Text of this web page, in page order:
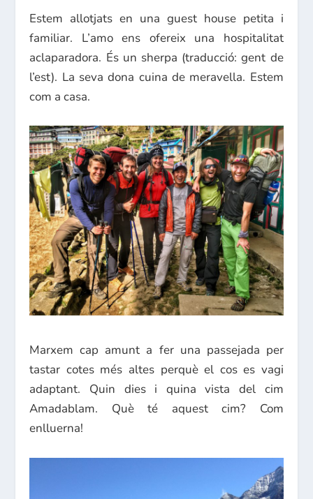
Estem allotjats en una guest house petita i
familiar. L’amo ens ofereix una hospitalitat
aclaparadora. És un sherpa (traducció: gent de
l’est). La seva dona cuina de meravella. Estem
com a casa.
Marxem cap amunt a fer una passejada per
tastar cotes més altes perquè el cos es vagi
adaptant. Quin dies i quina vista del cim
Amadablam. Què té aquest cim? Com
enlluerna!